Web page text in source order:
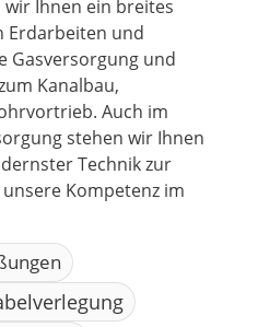
Ihnen ein breites
Erdarbeiten und
Gasversorgung und
Kanalbau,
Auch im
stehen wir Ihnen
Technik zur
Kompetenz im